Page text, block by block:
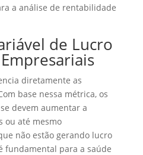
a análise de rentabilidade
de Lucro
diretamente as
base nessa métrica, os
devem aumentar a
ou até mesmo
não estão gerando lucro
fundamental para a saúde